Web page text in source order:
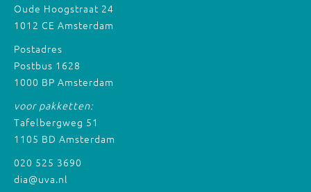
Oude Hoogstraat 24
1012 CE Amsterdam
Postadres
Postbus 1628
1000 BP Amsterdam
voor pakketten:
Tafelbergweg 51
1105 BD Amsterdam
020 525 3690
dia@uva.nl